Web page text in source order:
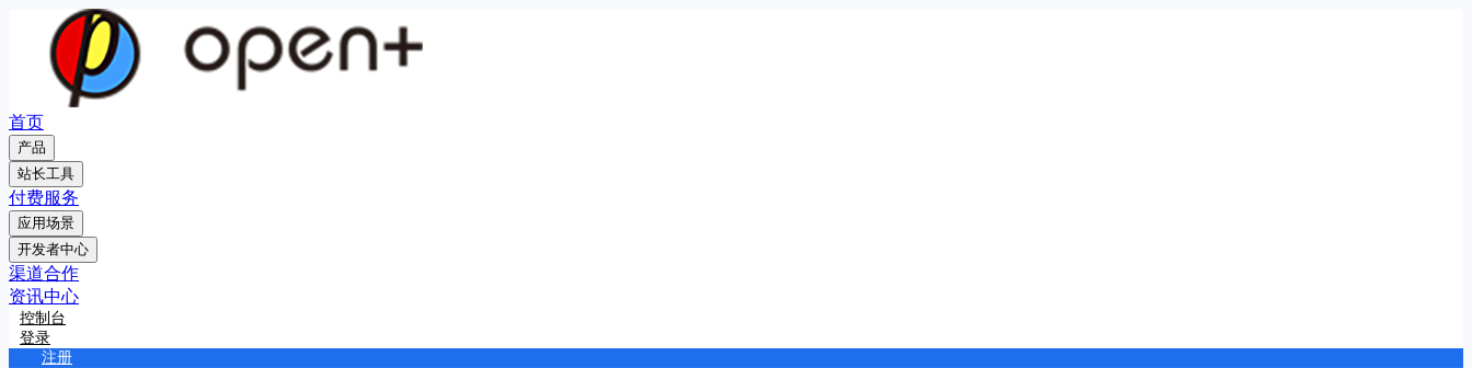
首页
产品
站长工具
付费服务
应用场景
开发者中心
渠道合作
资讯中心
控制台
登录
注册